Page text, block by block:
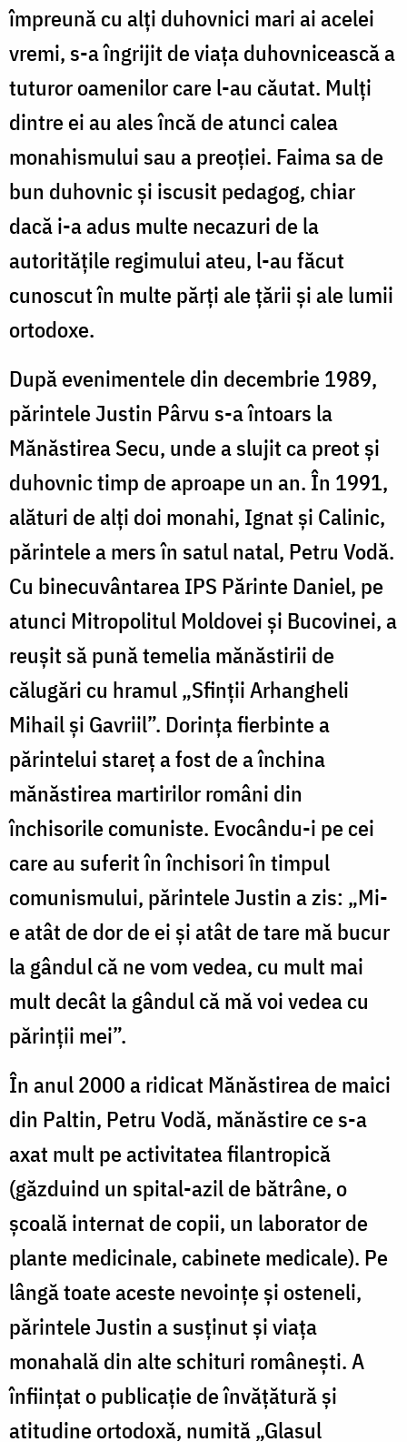
împreună cu alţi duhovnici mari ai acelei
vremi, s-a îngrijit de viața duhovnicească a
tuturor oamenilor care l-au căutat. Mulţi
dintre ei au ales încă de atunci calea
monahismului sau a preoţiei. Faima sa de
bun duhovnic şi iscusit pedagog, chiar
dacă i-a adus multe necazuri de la
autorităţile regimului ateu, l-au făcut
cunoscut în multe părţi ale ţării şi ale lumii
ortodoxe.
După evenimentele din decembrie 1989,
părintele Justin Pârvu s-a întoars la
Mănăstirea Secu, unde a slujit ca preot şi
duhovnic timp de aproape un an. În 1991,
alături de alţi doi monahi, Ignat şi Calinic,
părintele a mers în satul natal, Petru Vodă.
Cu binecuvântarea IPS Părinte Daniel, pe
atunci Mitropolitul Moldovei și Bucovinei, a
reușit să pună temelia mănăstirii de
călugări cu hramul „Sfinţii Arhangheli
Mihail și Gavriil”. Dorinţa fierbinte a
părintelui stareţ a fost de a închina
mănăstirea martirilor români din
închisorile comuniste. Evocându-i pe cei
care au suferit în închisori în timpul
comunismului, părintele Justin a zis: „Mi-
e atât de dor de ei şi atât de tare mă bucur
la gândul că ne vom vedea, cu mult mai
mult decât la gândul că mă voi vedea cu
părinţii mei”.
În anul 2000 a ridicat Mănăstirea de maici
din Paltin, Petru Vodă, mănăstire ce s-a
axat mult pe activitatea filantropică
(găzduind un spital-azil de bătrâne, o
şcoală internat de copii, un laborator de
plante medicinale, cabinete medicale). Pe
lângă toate aceste nevoințe și osteneli,
părintele Justin a susținut și viața
monahală din alte schituri românești. A
înființat o publicație de învățătură și
atitudine ortodoxă, numită „Glasul